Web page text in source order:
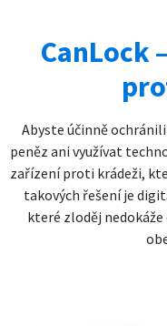
CanLock
Abyste účinně
peněz ani využívat
zařízení proti krádeži,
takových řešení je
které zloděj